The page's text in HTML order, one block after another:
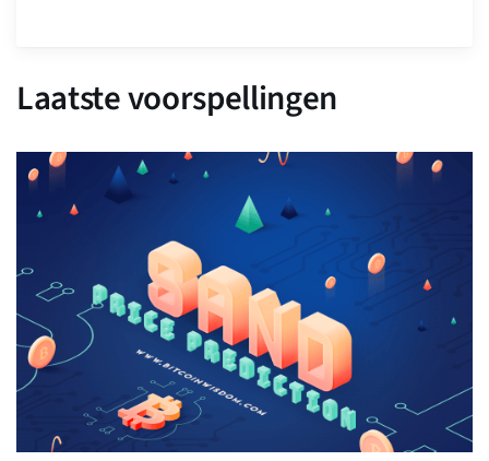
Laatste voorspellingen